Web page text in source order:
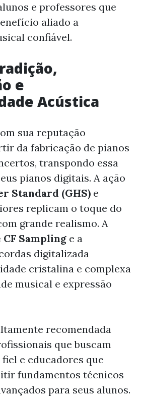
e professores que
aliado a
confiável.
e
Acústica
sua reputação
da fabricação de pianos
transpondo essa
pianos digitais. A ação
Standard (GHS) e
replicam o toque do
grande realismo. A
CF Sampling e a
digitalizada
cristalina e complexa
musical e expressão
recomendada
que buscam
e educadores que
fundamentos técnicos
para seus alunos.